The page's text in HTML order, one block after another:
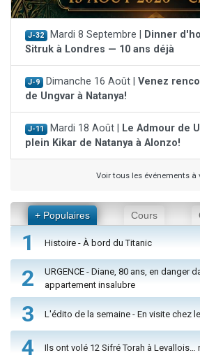
J-32 Mardi 8 Septembre |
Dinner
Sitruk à Londres — 10 ans déjà
J-9 Dimanche 16 Août | Venez
de Ungvar à Natanya!
J-11 Mardi 18 Août |
Le Admour de
plein Kikar de Natanya à Alonzo!
Voir tous les événements à
+ Populaires Cours
1 Histoire - À bord du Titanic
2
URGENCE - Diane, 80 ans, en danger
appartement insalubre
3 L'édito de la semaine - En visite chez
4 Ils ont volé 12 Sifré Torah à Levallois…